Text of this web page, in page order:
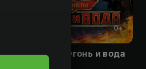
0+
Самолеты: Огонь и вода